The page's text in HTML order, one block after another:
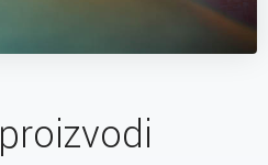
proizvodi